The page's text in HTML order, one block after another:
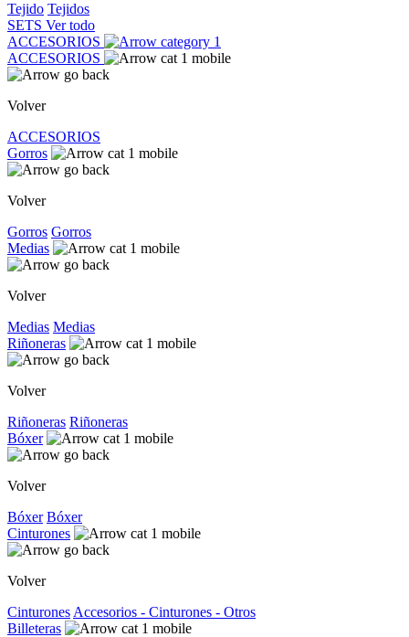
Tejido Tejidos
SETS Ver todo
ACCESORIOS
ACCESORIOS
Volver
ACCESORIOS
Gorros
Volver
Gorros Gorros
Medias
Volver
Medias Medias
Riñoneras
Volver
Riñoneras Riñoneras
Bóxer
Volver
Bóxer Bóxer
Cinturones
Volver
Cinturones Accesorios - Cinturones - Otros
Billeteras